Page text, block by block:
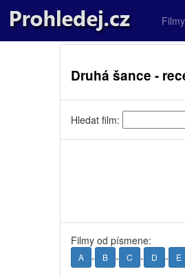
Filmy
Druhá šance -
Hledat film:
Filmy od písmene:
A - B - C - D - E